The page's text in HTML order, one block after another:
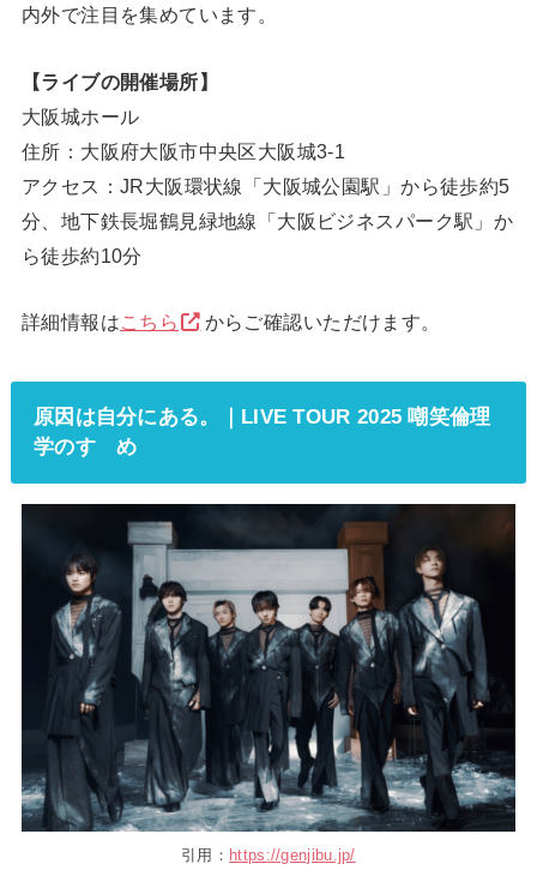
内外で注目を集めています。
【ライブの開催場所】
大阪城ホール
住所：大阪府大阪市中央区大阪城3-1
アクセス：JR大阪環状線「大阪城公園駅」から徒歩約5
分、地下鉄長堀鶴見緑地線「大阪ビジネスパーク駅」か
ら徒歩約10分
詳細情報はこちら からご確認いただけます。
原因は自分にある。｜LIVE TOUR 2025 嘲笑倫理
学のすゝめ
引用： https://genjibu.jp/